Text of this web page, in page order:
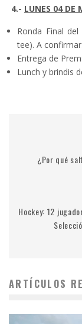
4.- LUNES 04 DE
Ronda Final
tee). A confirmar.
Entrega de
Lunch y brindis
¿Por qué
Hockey: 12
ARTÍCULOS